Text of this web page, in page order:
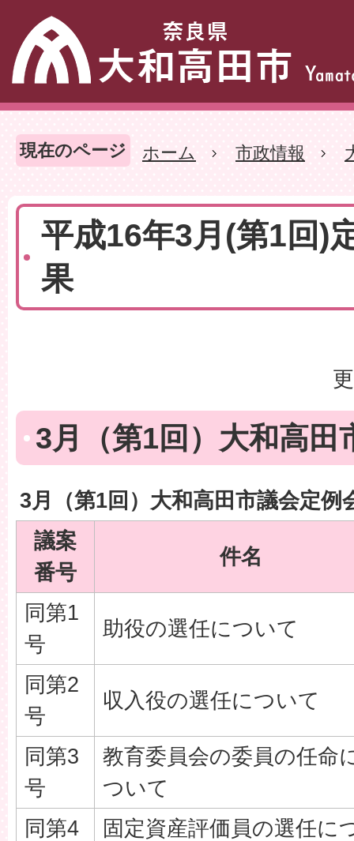
現在のページ ホーム 市政情報
平成16年3月(第1回)
果
3月（第1回）大和高田
3月（第1回）大和高田市議会定例
議案
番号
件名
同第1
号
助役の選任について
同第2
号
収入役の選任について
同第3
号
教育委員会の委員の任命
ついて
同第4
固定資産評価員の選任に